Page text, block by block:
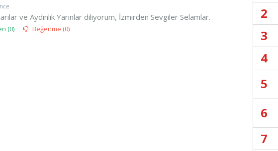
ve Aydınlık Yarınlar diliyorum, İzmirden Sevgiler Selamlar.
(0) Beğenme (0)
2
3
4
5
6
7